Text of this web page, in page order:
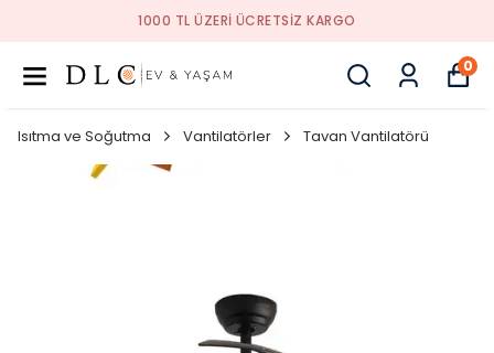
1000 TL ÜZERI ÜCRETSIZ KARGO
0
Isıtma ve Soğutma Vantilatörler Tavan Vantilatörü